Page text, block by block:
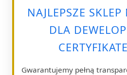
NAJLEPSZE
DLA
Gwarantujemy pełną